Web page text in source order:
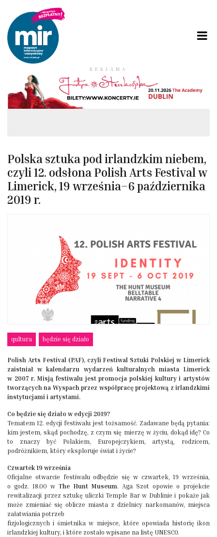
REKLAMA
Polska sztuka pod irlandzkim niebem,
czyli 12. odsłona Polish Arts Festival w
Limerick, 19 września–6 października
2019 r.
qultura będzie się działo
Polish Arts Festival (PAF), czyli Festiwal Sztuki Polskiej w Limerick
zaistniał w kalendarzu wydarzeń kulturalnych miasta Limerick
w 2007 r. Misją festiwalu jest promocja polskiej kultury i artystów
tworzących na Wyspach przez współpracę projektową z irlandzkimi
instytucjami i artystami.
Co będzie się działo w edycji 2019?
Tematem 12. edycji festiwalu jest tożsamość. Zadawane będą pytania:
kim jestem, skąd pochodzę, z czym się mierzę w życiu, dokąd idę? Co
to znaczy być Polakiem, Europejczykiem, artystą, rodzicem,
podróżnikiem, który eksploruje świat i życie?
Czwartek 19 września
Oficjalne otwarcie festiwalu odbędzie się w czwartek, 19 września,
o godz. 18.00 w The Hunt Museum. Aga Szot opowie o projekcie
rewitalizacji przez sztukę uliczki Temple Bar w Dublinie i pokaże jak
może zmieniać się oblicze miasta z dzielnicy narkomanów, miejsca
załatwiania potrzeb
fizjologicznych i śmietnika w miejsce, które opowiada historię ikon
irlandzkiej kultury, i które zostało wpisane na listę UNESCO.